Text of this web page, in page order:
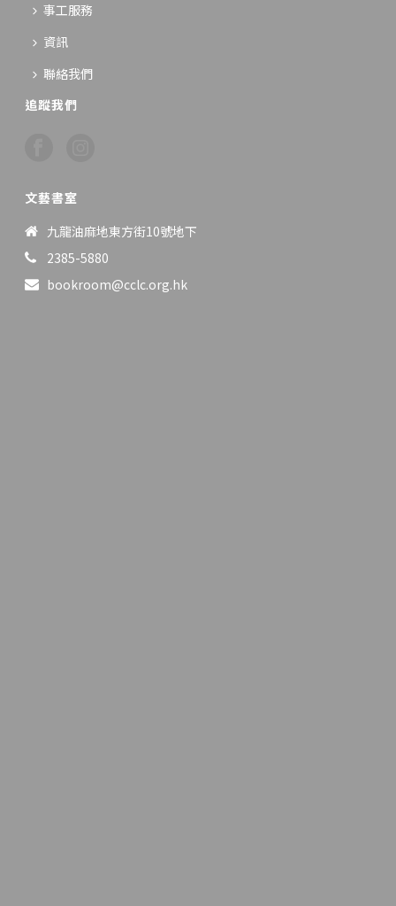
事工服務
資訊
聯絡我們
追蹤我們
文藝書室
九龍油麻地東方街10號地下
2385-5880
bookroom@cclc.org.hk